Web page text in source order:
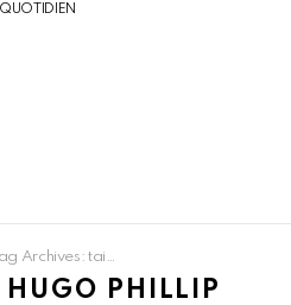
QUOTIDIEN
Archives: taille de Hugo Phillip
HUGO PHILLIP